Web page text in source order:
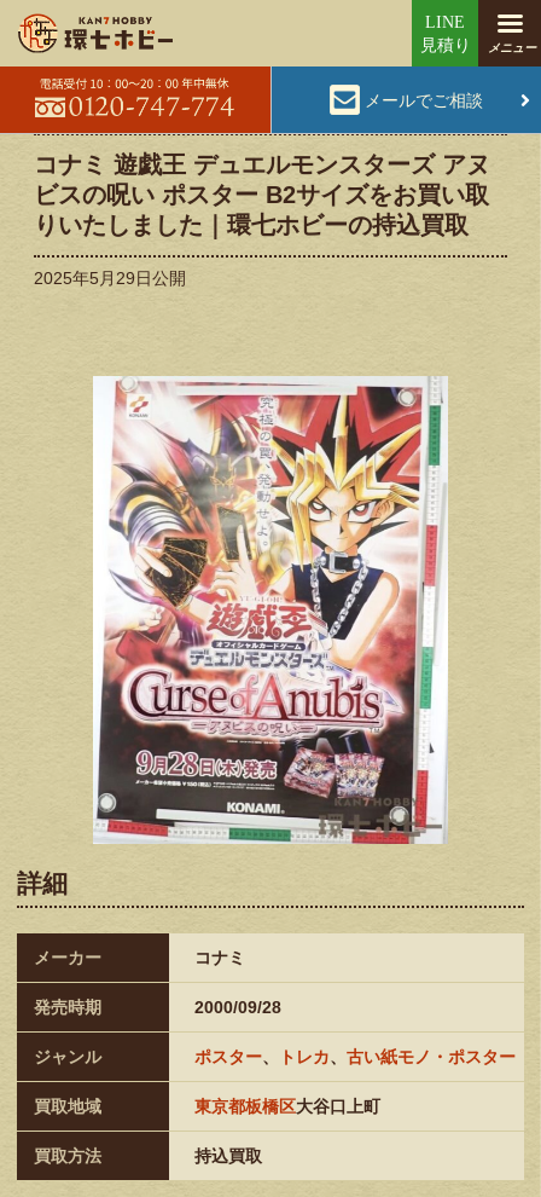
メールでご相談
コナミ 遊戯王 デュエルモンスターズ アヌ
ビスの呪い ポスター B2サイズをお買い取
りいたしました｜環七ホビーの持込買取
2025年5月29日公開
詳細
メーカー コナミ
発売時期 2000/09/28
ジャンル ポスター、 トレカ、 古い紙モノ・ポスター
買取地域 東京都板橋区大谷口上町
買取方法 持込買取